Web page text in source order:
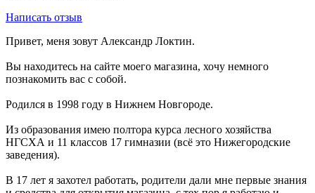
Написать отзыв
Привет, меня зовут Александр Локтин.
Вы находитесь на сайте моего магазина, хочу немного
познакомить вас с собой.
Родился в 1998 году в Нижнем Новгороде.
Из образования имею полтора курса лесного хозяйства
НГСХА и 11 классов 17 гимназии (всё это Нижегородские
заведения).
В 17 лет я захотел работать, родители дали мне первые знания